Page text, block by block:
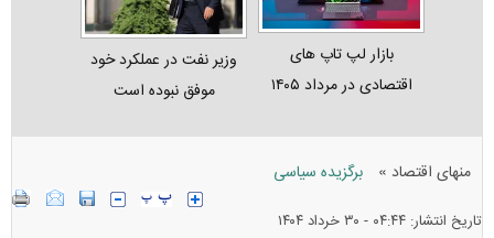
بازار لپ‌ تاپ‌ های
اقتصادی در مرداد ۱۴۰۵
وزیر نفت در عملکرد خود
موفق نبوده است
منهای اقتصاد » برگزیده سیاسی
تاریخ انتشار: ۰۴:۴۴ - ۳۰ خرداد ۱۴۰۴